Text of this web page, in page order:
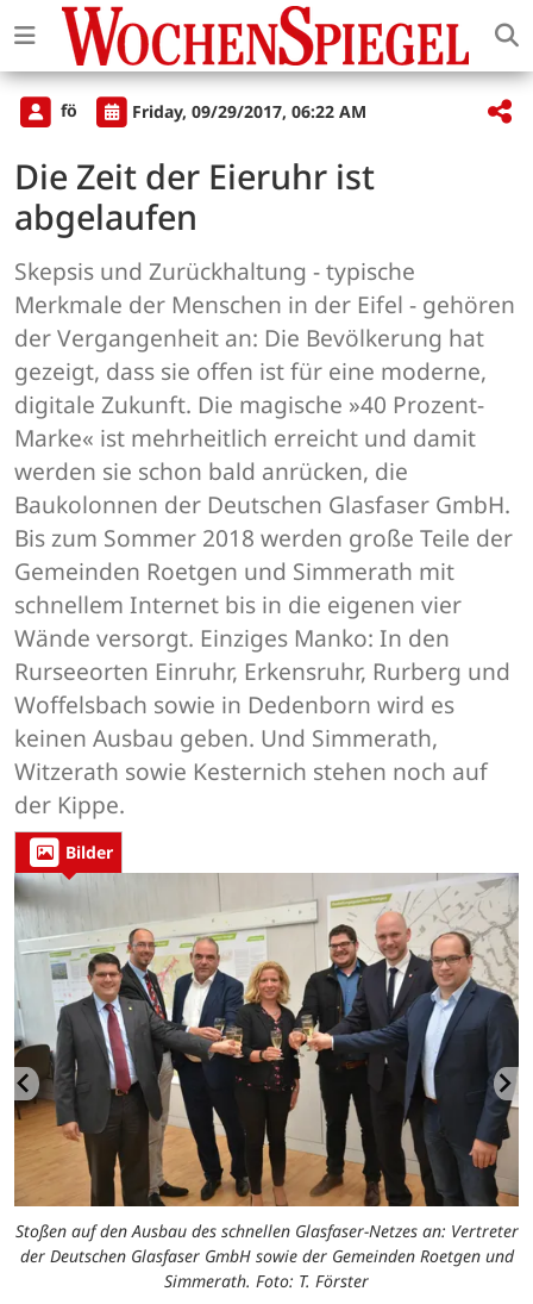
fö Friday, 09/29/2017, 06:22 AM
Die Zeit der Eieruhr ist
abgelaufen
Skepsis und Zurückhaltung - typische
Merkmale der Menschen in der Eifel - gehören
der Vergangenheit an: Die Bevölkerung hat
gezeigt, dass sie offen ist für eine moderne,
digitale Zukunft. Die magische »40 Prozent-
Marke« ist mehrheitlich erreicht und damit
werden sie schon bald anrücken, die
Baukolonnen der Deutschen Glasfaser GmbH.
Bis zum Sommer 2018 werden große Teile der
Gemeinden Roetgen und Simmerath mit
schnellem Internet bis in die eigenen vier
Wände versorgt. Einziges Manko: In den
Rurseeorten Einruhr, Erkensruhr, Rurberg und
Woffelsbach sowie in Dedenborn wird es
keinen Ausbau geben. Und Simmerath,
Witzerath sowie Kesternich stehen noch auf
der Kippe.
Bilder
Stoßen auf den Ausbau des schnellen Glasfaser-Netzes an: Vertreter
der Deutschen Glasfaser GmbH sowie der Gemeinden Roetgen und
Simmerath. Foto: T. Förster